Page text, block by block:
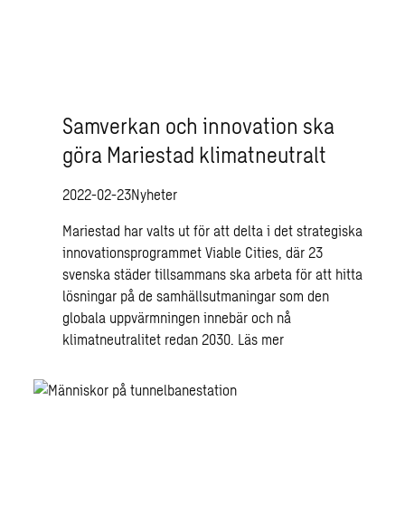
Samverkan och innovation ska
göra Mariestad klimatneutralt
2022-02-23Nyheter
Mariestad har valts ut för att delta i det strategiska
innovationsprogrammet Viable Cities, där 23
svenska städer tillsammans ska arbeta för att hitta
lösningar på de samhällsutmaningar som den
globala uppvärmningen innebär och nå
klimatneutralitet redan 2030. Läs mer